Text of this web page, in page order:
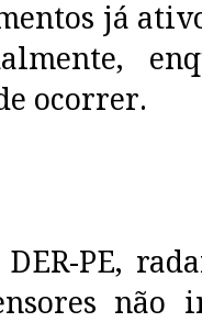
já
ocorrer.
PE,
não